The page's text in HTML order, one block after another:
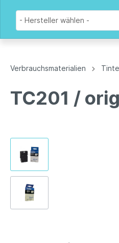
- Hersteller wählen -
Verbrauchsmaterialien
TC201 /